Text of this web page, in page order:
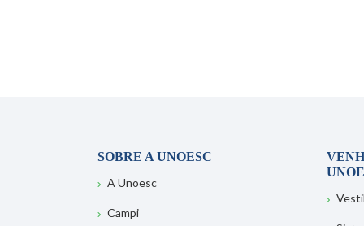
SOBRE A UNOESC
A Unoesc
Campi